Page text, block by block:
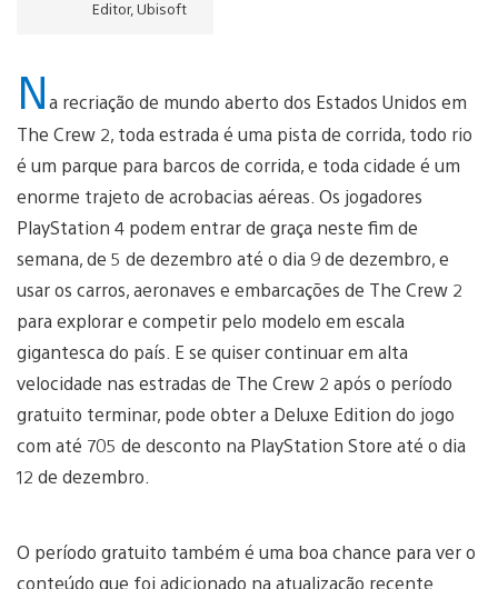
Editor, Ubisoft
Na recriação de mundo aberto dos Estados Unidos em
The Crew 2, toda estrada é uma pista de corrida, todo rio
é um parque para barcos de corrida, e toda cidade é um
enorme trajeto de acrobacias aéreas. Os jogadores
PlayStation 4 podem entrar de graça neste fim de
semana, de 5 de dezembro até o dia 9 de dezembro, e
usar os carros, aeronaves e embarcações de The Crew 2
para explorar e competir pelo modelo em escala
gigantesca do país. E se quiser continuar em alta
velocidade nas estradas de The Crew 2 após o período
gratuito terminar, pode obter a Deluxe Edition do jogo
com até 705 de desconto na PlayStation Store até o dia
12 de dezembro.
O período gratuito também é uma boa chance para ver o
conteúdo que foi adicionado na atualização recente